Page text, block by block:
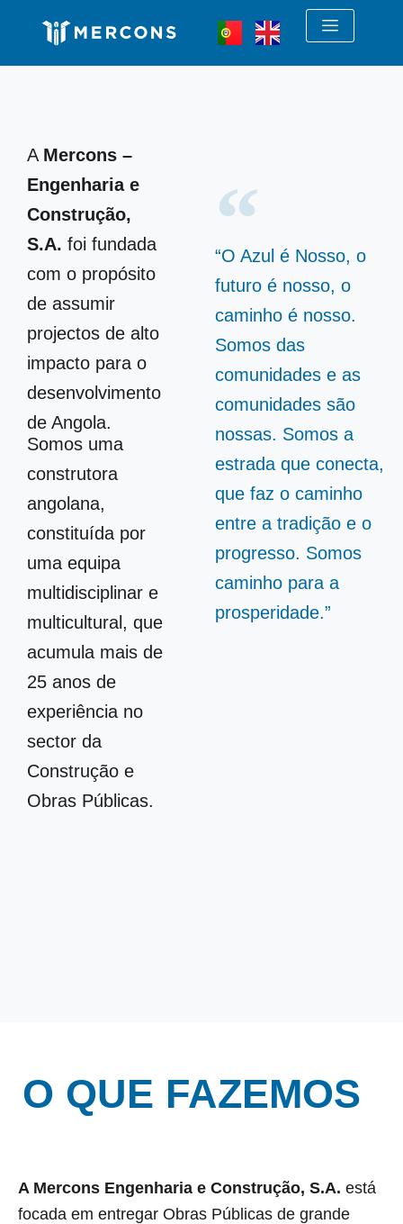
A Mercons –
Engenharia e
Construção,
S.A. foi fundada
com o propósito
de assumir
projectos de alto
impacto para o
desenvolvimento
de Angola.
Somos uma
construtora
angolana,
constituída por
uma equipa
multidisciplinar e
multicultural, que
acumula mais de
25 anos de
experiência no
sector da
Construção e
Obras Públicas.
“O Azul é Nosso, o
futuro é nosso, o
caminho é nosso.
Somos das
comunidades e as
comunidades são
nossas. Somos a
estrada que conecta,
que faz o caminho
entre a tradição e o
progresso. Somos
caminho para a
prosperidade.”
O QUE FAZEMOS
A Mercons Engenharia e Construção, S.A. está
focada em entregar Obras Públicas de grande